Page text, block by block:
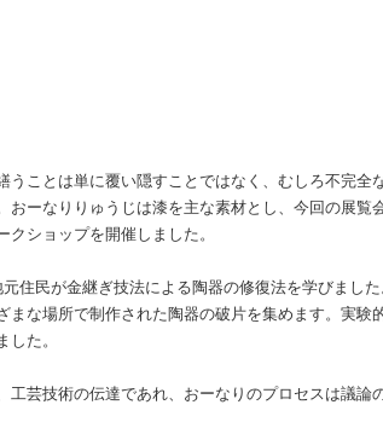
うことは単に覆い隠すことではなく、むしろ不完全
おーなりりゅうじは漆を主な素材とし、今回の展覧
ショップを開催しました。
住民が金継ぎ技法による陶器の修復法を学びまし
まな場所で制作された陶器の破片を集めます。実験
た。
工芸技術の伝達であれ、おーなりのプロセスは議論